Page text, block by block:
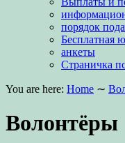
порядок
Бесплатная
анкеты
Страничка
You are here: Home ∼
Волонтёры